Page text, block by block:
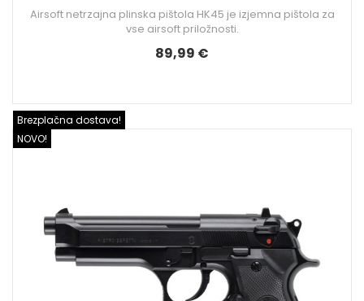
Airsoft netrzajna plinska pištola HK45 je izjemna pištola za
vse airsoft priložnosti.
89,99 €
NOVO!
Brezplačna dostava!